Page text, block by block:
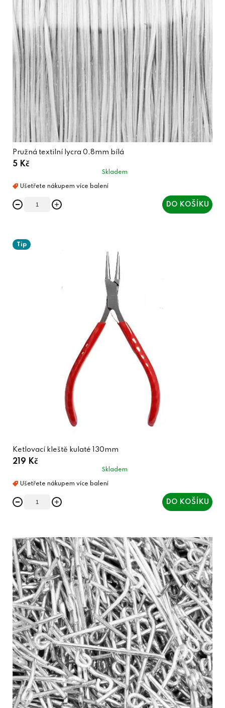
Pružná textilní lycra 0,8mm bílá
5 Kč
Skladem
DO KOŠÍKU
Tip
Ketlovací kleště kulaté 130mm
219 Kč
Skladem
DO KOŠÍKU